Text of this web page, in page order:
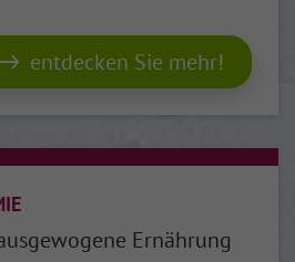
entdecken Sie mehr!
Ernährung